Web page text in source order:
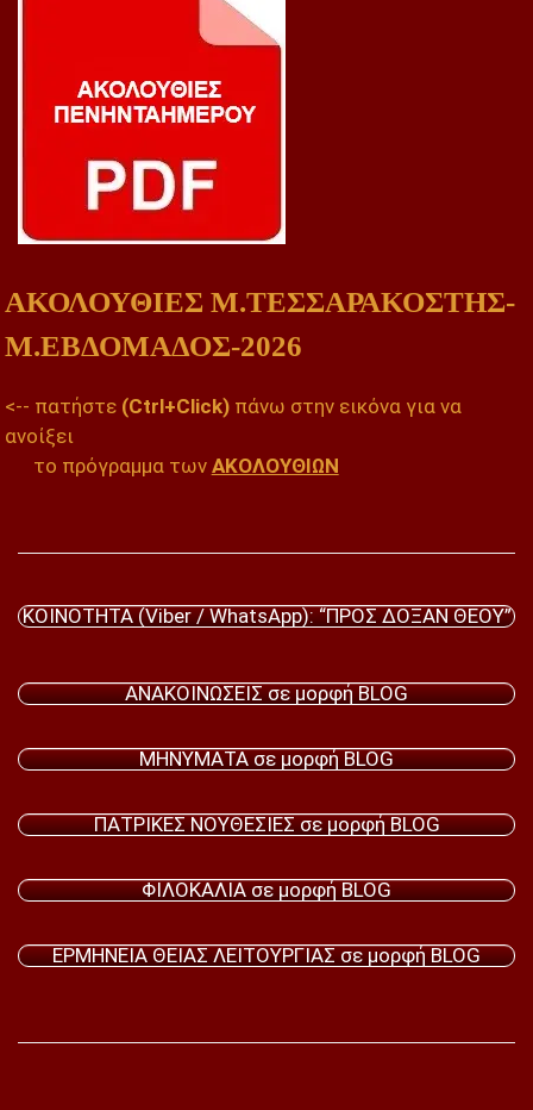
ΑΚΟΛΟΥΘΙΕΣ Μ.ΤΕΣΣΑΡΑΚΟΣΤΗΣ-
Μ.ΕΒΔΟΜΑΔΟΣ-2026
<-- πατήστε (Ctrl+Click)πάνω στην εικόνα για να
ανοίξει
το πρόγραμμα των ΑΚΟΛΟΥΘΙΩΝ
ΚΟΙΝΟΤΗΤΑ (Viber / WhatsApp): “ΠΡΟΣ ΔΟΞΑΝ ΘΕΟΥ”
ΑΝΑΚΟΙΝΩΣΕΙΣ σε μορφή BLOG
ΜΗΝΥΜΑΤΑ σε μορφή BLOG
ΠΑΤΡΙΚΕΣ ΝΟΥΘΕΣΙΕΣ σε μορφή BLOG
ΦΙΛΟΚΑΛΙΑ σε μορφή BLOG
ΕΡΜΗΝΕΙΑ ΘΕΙΑΣ ΛΕΙΤΟΥΡΓΙΑΣ σε μορφή BLOG